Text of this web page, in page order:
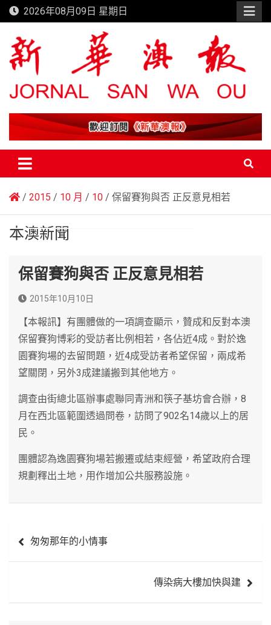
Skip
to
content
2026年08月09日 星期日
新華澳報
2015 10 月 10 保留賽狗與否 正反意見相若
本澳新聞
保留賽狗與否 正反意見相若
2015年10月10日
【本報訊】有團體做的一項調查顯示，贊成和反對本澳
保留賽狗博彩的受訪者比例相若，各佔近4成。對於逸
園賽狗場的去留問題，近4成受訪者希望保留，兩成希
望關閉，另外3成建議搬到其他地方。
調查由街總北區辦事處聯同青洲和筷子基坊會合辦，8
月在西北區範圍透過問卷，訪問了902名14歲以上的居
民。
團體認為逸園賽狗場若搬遷或結束經營，希望政府合理
規劃釋出土地，用作增加公共服務設施。
章 匆匆那年的小情事
傳染病大樓加快與建